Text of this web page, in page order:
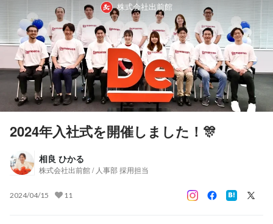
株式会社出前館
2024年入社式を開催しました！🎊
相良 ひかる
株式会社出前館 / 人事部 採用担当
2024/04/15 11